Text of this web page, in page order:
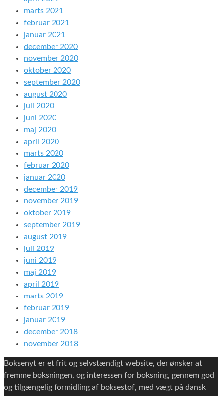
marts 2021
februar 2021
januar 2021
december 2020
november 2020
oktober 2020
september 2020
august 2020
juli 2020
juni 2020
maj 2020
april 2020
marts 2020
februar 2020
januar 2020
december 2019
november 2019
oktober 2019
september 2019
august 2019
juli 2019
juni 2019
maj 2019
april 2019
marts 2019
februar 2019
januar 2019
december 2018
november 2018
Boksenyt er et frit og selvstændigt website, der ønsker at
fremme boksningen, og interessen for boksning, gennem god
og tilgængelig formidling af boksestof, med vægt på dansk